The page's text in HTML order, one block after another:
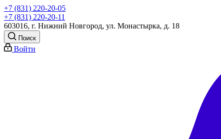
+7 (831) 220-20-05
+7 (831) 220-20-11
603016, г. Нижний Новгород, ул. Монастырка, д. 18
Поиск
Войти